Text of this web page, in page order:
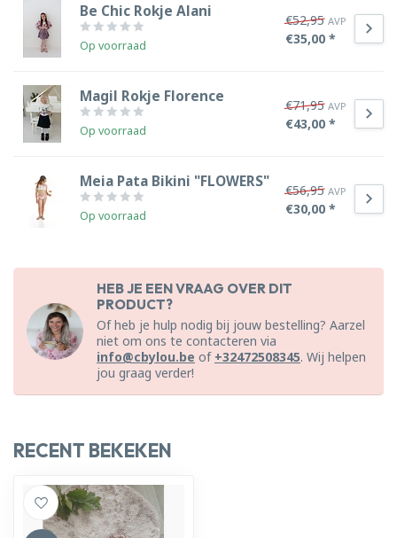
Be Chic Rokje Alani
Op voorraad
€52,95 AVP
€35,00 *
Magil Rokje Florence
Op voorraad
€71,95 AVP
€43,00 *
Meia Pata Bikini "FLOWERS"
Op voorraad
€56,95 AVP
€30,00 *
HEB JE EEN VRAAG OVER DIT
PRODUCT?
Of heb je hulp nodig bij jouw bestelling? Aarzel
niet om ons te contacteren via
info@cbylou.be of +32472508345. Wij helpen
jou graag verder!
RECENT BEKEKEN